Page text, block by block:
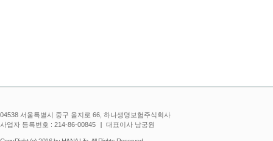
04538 서울특별시 중구 을지로 66, 하나생명보험주식회사
사업자 등록번호 : 214-86-00845
대표이사 남궁원